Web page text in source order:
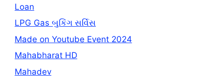
Loan
LPG Gas બુકિંગ સર્વિસ
Made on Youtube Event 2024
Mahabharat HD
Mahadev